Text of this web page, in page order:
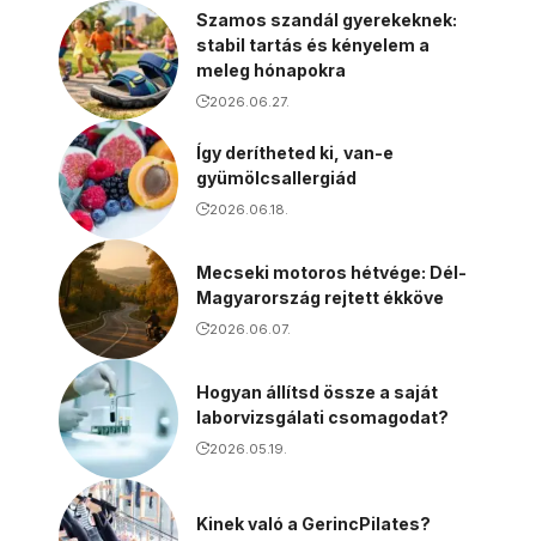
Szamos szandál gyerekeknek:
stabil tartás és kényelem a
meleg hónapokra
2026.06.27.
Így derítheted ki, van-e
gyümölcsallergiád
2026.06.18.
Mecseki motoros hétvége: Dél-
Magyarország rejtett ékköve
2026.06.07.
Hogyan állítsd össze a saját
laborvizsgálati csomagodat?
2026.05.19.
Kinek való a GerincPilates?